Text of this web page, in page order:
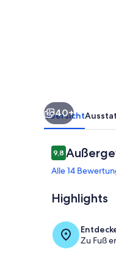
min
40+
Übersicht
Bewertungen
9,89,8 von 10.
Alle 14
Highlights
Zu Fuß